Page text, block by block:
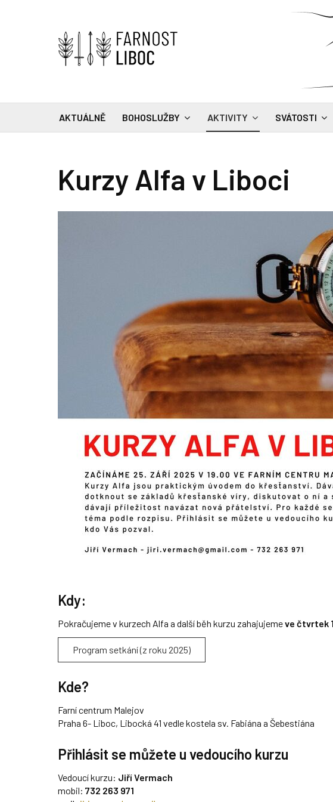
AKTUÁLNĚ BOHOSLUŽBY AKTIVITY SVÁTOSTI
Kurzy Alfa v Liboci
Kdy:
Pokračujeme v kurzech Alfa a další běh kurzu zahajujemeve čtvrtek
Program setkání (z roku 2025)
Kde?
Farní centrum Malejov
Praha 6- Liboc, Libocká 41 vedle kostela sv. Fabiána a Šebestiána
Přihlásit se můžete u vedoucího kurzu
Vedoucí kurzu: Jiří Vermach
mobil: 732 263 971